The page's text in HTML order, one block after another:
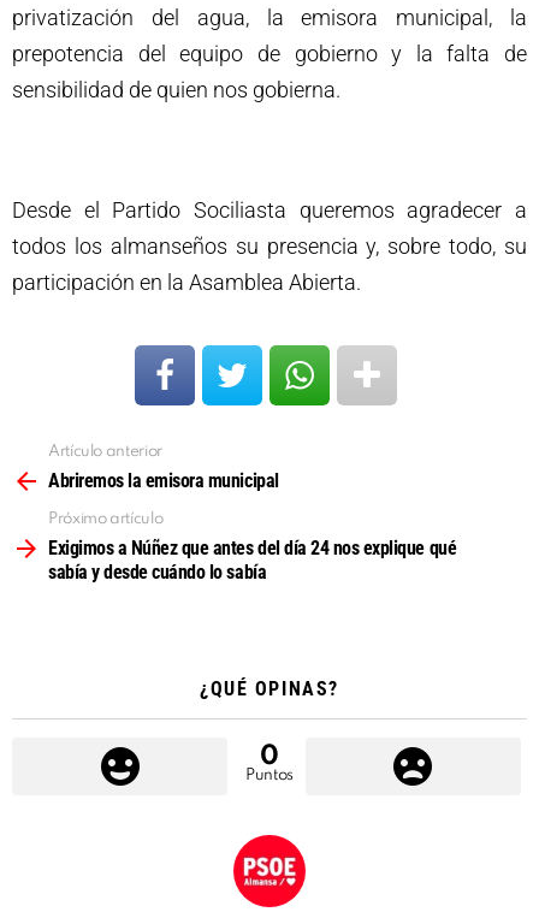
privatización del agua, la emisora municipal, la
prepotencia del equipo de gobierno y la falta de
sensibilidad de quien nos gobierna.
Desde el Partido Sociliasta queremos agradecer a
todos los almanseños su presencia y, sobre todo, su
participación en la Asamblea Abierta.
más
Artículo anterior
Abriremos la emisora municipal
Próximo artículo
Exigimos a Núñez que antes del día 24 nos explique qué
sabía y desde cuándo lo sabía
¿QUÉ OPINAS?
0
Puntos